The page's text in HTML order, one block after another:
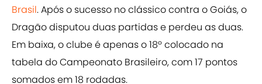
Brasil. Após o sucesso no clássico contra o Goiás, o
Dragão disputou duas partidas e perdeu as duas.
Em baixa, o clube é apenas o 18º colocado na
tabela do Campeonato Brasileiro, com 17 pontos
somados em 18 rodadas.